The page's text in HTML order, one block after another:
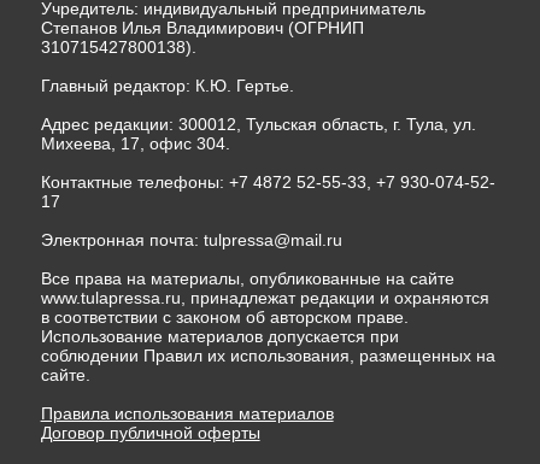
Учредитель: индивидуальный предприниматель
Степанов Илья Владимирович (ОГРНИП
310715427800138).
Главный редактор: К.Ю. Гертье.
Адрес редакции: 300012, Тульская область, г. Тула, ул.
Михеева, 17, офис 304.
Контактные телефоны: +7 4872 52-55-33, +7 930-074-52-
17
Электронная почта: tulpressa@mail.ru
Все права на материалы, опубликованные на сайте
www.tulapressa.ru, принадлежат редакции и охраняются
в соответствии с законом об авторском праве.
Использование материалов допускается при
соблюдении Правил их использования, размещенных на
сайте.
Правила использования материалов
Договор публичной оферты